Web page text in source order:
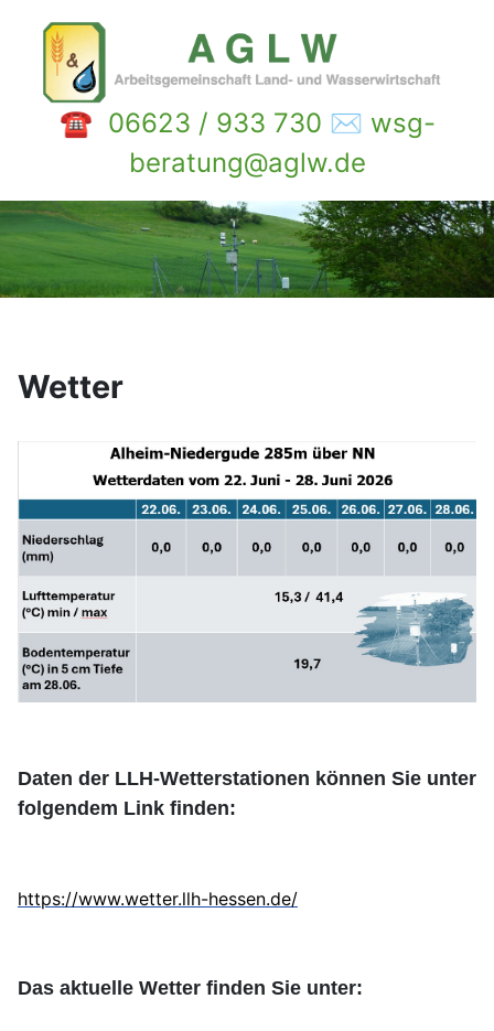
☎ 06623 / 933 730 ✉ wsg-
beratung@aglw.de
Wetter
Daten der LLH-Wetterstationen können Sie unter
folgendem Link finden:
https://www.wetter.llh-hessen.de/
Das aktuelle Wetter finden Sie unter: